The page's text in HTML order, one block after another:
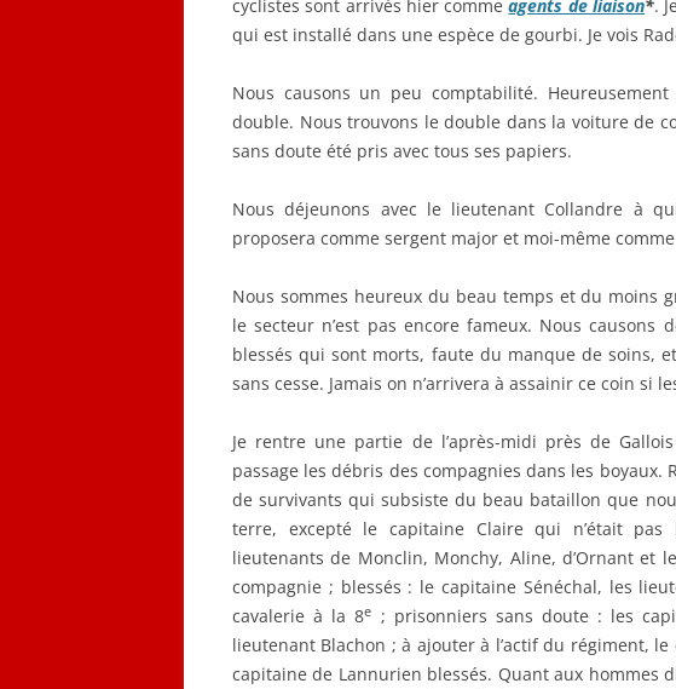
cyclistes sont arrivés hier commeagents de liaison*.
qui est installé dans une espèce de gourbi. Je vois
Nous causons un peu comptabilité.
double. Nous trouvons le double dans la voiture de
sans doute été pris avec tous ses papiers.
Nous déjeunons avec le lieutenant Collandre à
proposera comme sergent major et moi-même
Nous sommes heureux du beau temps et du moins
le secteur n’est pas encore fameux. Nous
blessés qui sont morts, faute du manque de soins,
sans cesse. Jamais on n’arrivera à assainir ce coin si
Je rentre une partie de l’après-midi près de
passage les débris des compagnies dans les boyaux.
de survivants qui subsiste du beau bataillon que
terre, excepté le capitaine Claire qui n’était
lieutenants de Monclin, Monchy, Aline, d’Ornant et
compagnie ; blessés : le capitaine Sénéchal, les
cavalerie à la 8e ; prisonniers sans doute : les
lieutenant Blachon ; à ajouter à l’actif du régiment,
capitaine de Lannurien blessés. Quant aux hommes